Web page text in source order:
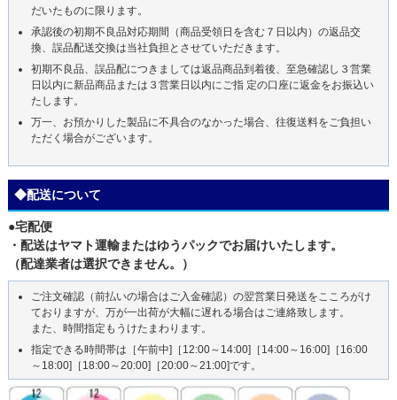
だいたものに限ります。
承認後の初期不良品対応期間（商品受領日を含む７日以内）の返品交
換、誤品配送交換は当社負担とさせていただきます。
初期不良品、誤品配につきましては返品商品到着後、至急確認し３営業
日以内に新品商品または３営業日以内にご指 定の口座に返金をお振込い
たします。
万一、お預かりした製品に不具合のなかった場合、往復送料をご負担い
ただく場合がございます。
◆配送について
●宅配便
・配送はヤマト運輸またはゆうパックでお届けいたします。
（配達業者は選択できません。）
ご注文確認（前払いの場合はご入金確認）の翌営業日発送をこころがけ
ておりますが、万が一出荷が大幅に遅れる場合はご連絡致します。
また、時間指定もうけたまわります。
指定できる時間帯は［午前中]［12:00～14:00]［14:00～16:00]［16:00
～18:00]［18:00～20:00]［20:00～21:00]です。